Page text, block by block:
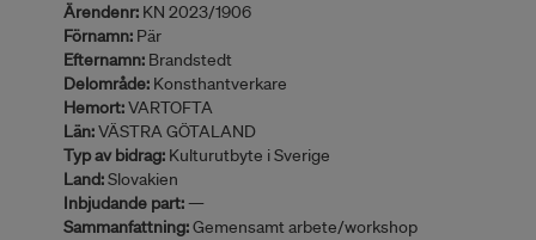
Ärendenr: KN 2023/1906
Förnamn: Pär
Efternamn: Brandstedt
Delområde: Konsthantverkare
Hemort:VARTOFTA
Län:VÄSTRA GÖTALAND
Typ av bidrag: Kulturutbyte i Sverige
Land:Slovakien
Inbjudande part:—
Sammanfattning:Gemensamt arbete/workshop